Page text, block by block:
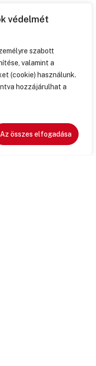
védelmét
szabott
valamint a
(cookie) használunk.
hozzájárulhat a
Az összes elfogadása
than I could